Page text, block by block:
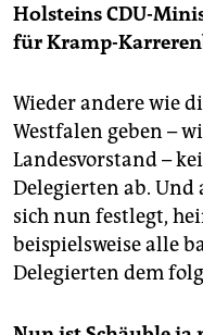
Holsteins CDU-
für Kramp-
Wieder andere wie
Westfalen geben –
Landesvorstand –
Delegierten ab. Und
sich nun festlegt,
beispielsweise alle
Delegierten dem